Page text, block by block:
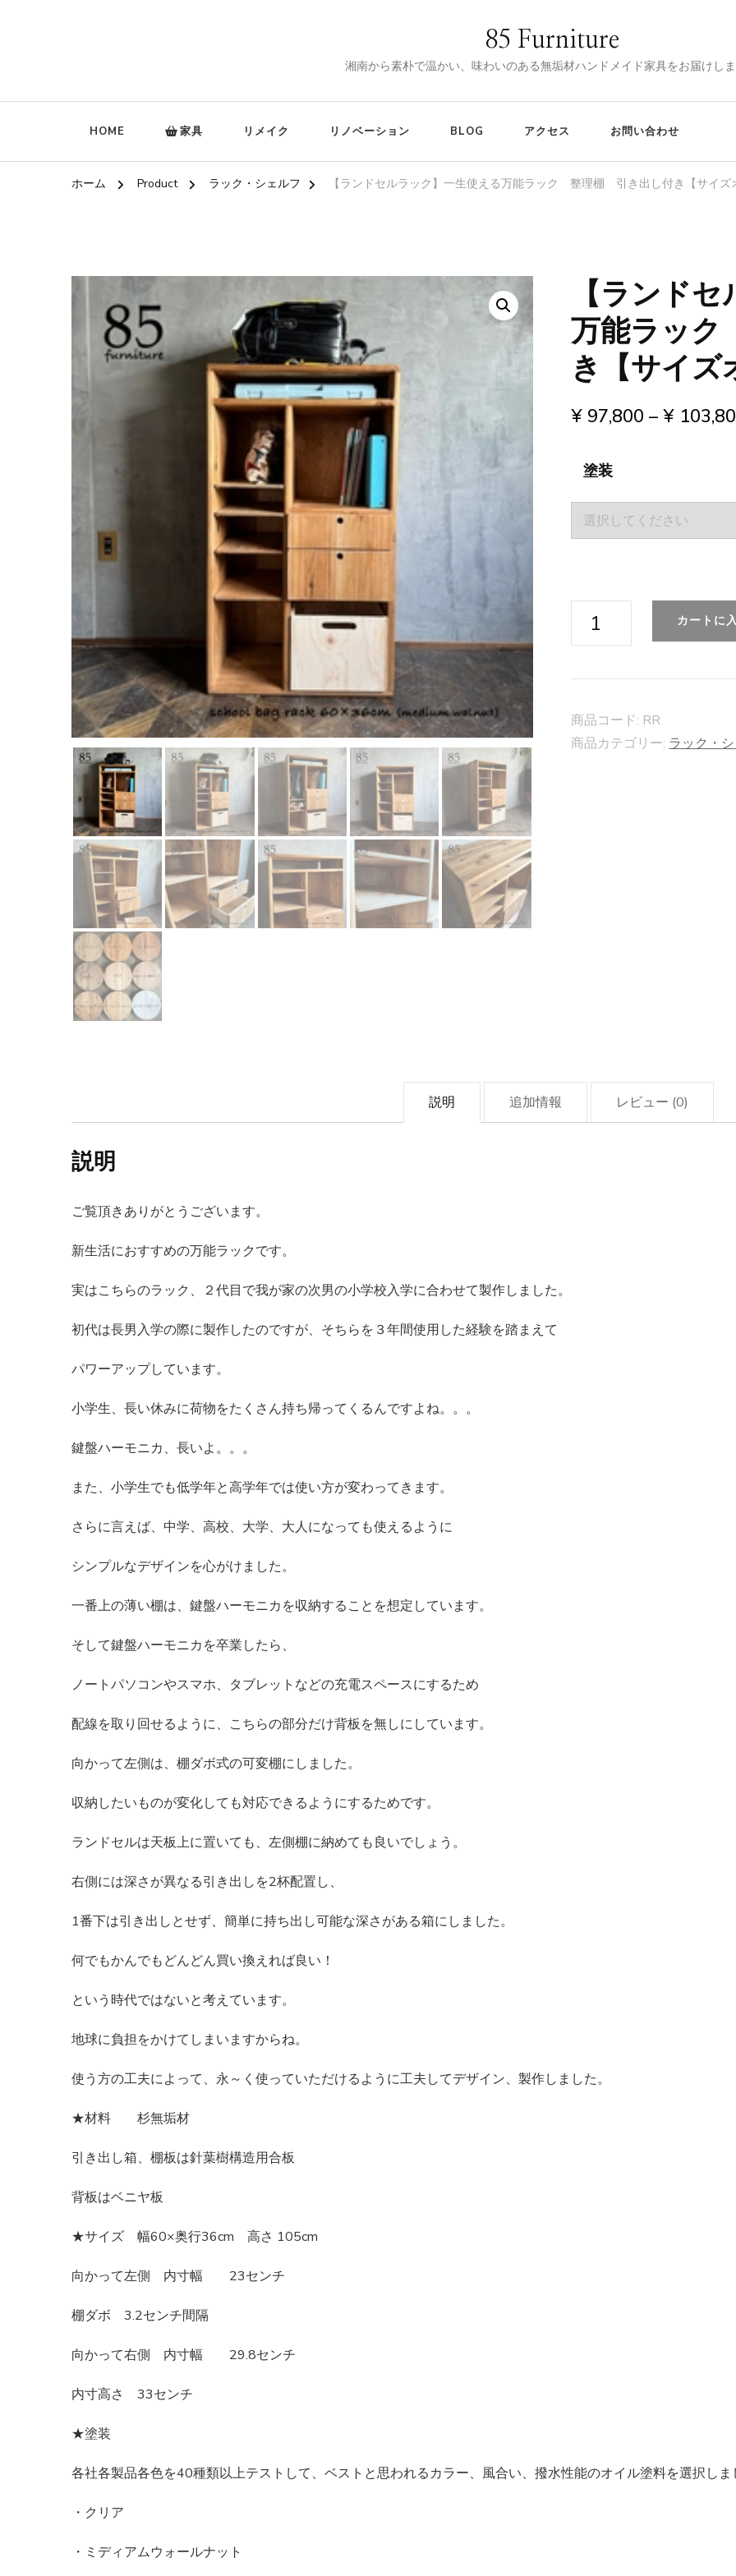
85 Furniture
湘南から素朴で温かい、味わいのある無垢材ハンドメイド家具をお届けし
HOME 家具 リメイク リノベーション BLOG アクセス お問い合わせ
ホーム Product ラック・シェルフ 【ランドセルラック】一生使える万能ラック 整理棚 引き出し付き【サイズ
🔍
【ランド
万能ラッ
き【サイズ
¥ 97,800 –¥
塗装
【ラ
ル
ラ
棚
カートに
商品コード: RR
商品カテゴリー: ラック・
説明 追加情報 レビュー (0)
説明
ご覧頂きありがとうございます。
新生活におすすめの万能ラックです。
実はこちらのラック、２代目で我が家の次男の小学校入学に合わせて製作しました。
初代は長男入学の際に製作したのですが、そちらを３年間使用した経験を踏まえて
パワーアップしています。
小学生、長い休みに荷物をたくさん持ち帰ってくるんですよね。。。
鍵盤ハーモニカ、長いよ。。。
また、小学生でも低学年と高学年では使い方が変わってきます。
さらに言えば、中学、高校、大学、大人になっても使えるように
シンプルなデザインを心がけました。
一番上の薄い棚は、鍵盤ハーモニカを収納することを想定しています。
そして鍵盤ハーモニカを卒業したら、
ノートパソコンやスマホ、タブレットなどの充電スペースにするため
配線を取り回せるように、こちらの部分だけ背板を無しにしています。
向かって左側は、棚ダボ式の可変棚にしました。
収納したいものが変化しても対応できるようにするためです。
ランドセルは天板上に置いても、左側棚に納めても良いでしょう。
右側には深さが異なる引き出しを2杯配置し、
1番下は引き出しとせず、簡単に持ち出し可能な深さがある箱にしました。
何でもかんでもどんどん買い換えれば良い！
という時代ではないと考えています。
地球に負担をかけてしまいますからね。
使う方の工夫によって、永～く使っていただけるように工夫してデザイン、製作しました。
★材料 杉無垢材
引き出し箱、棚板は針葉樹構造用合板
背板はベニヤ板
★サイズ 幅60×奥行36cm 高さ 105cm
向かって左側 内寸幅 23センチ
棚ダボ 3.2センチ間隔
向かって右側 内寸幅 29.8センチ
内寸高さ 33センチ
★塗装
各社各製品各色を40種類以上テストして、ベストと思われるカラー、風合い、撥水性能のオイル塗料を選択しま
・クリア
・ミディアムウォールナット